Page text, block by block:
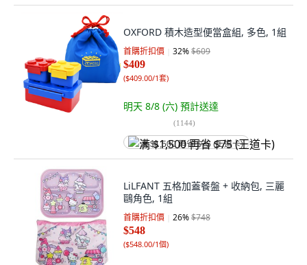
OXFORD 積木造型便當盒組, 多色, 1組
首購折扣價 32%$609
$409
($409.00/1套)
明天 8/8 (六) 預計送達
(1144)
满 $1,500 再省 $75 (王道卡)
LiLFANT 五格加蓋餐盤 + 收納包, 三麗
鷗角色, 1組
首購折扣價 26%$748
$548
($548.00/1個)